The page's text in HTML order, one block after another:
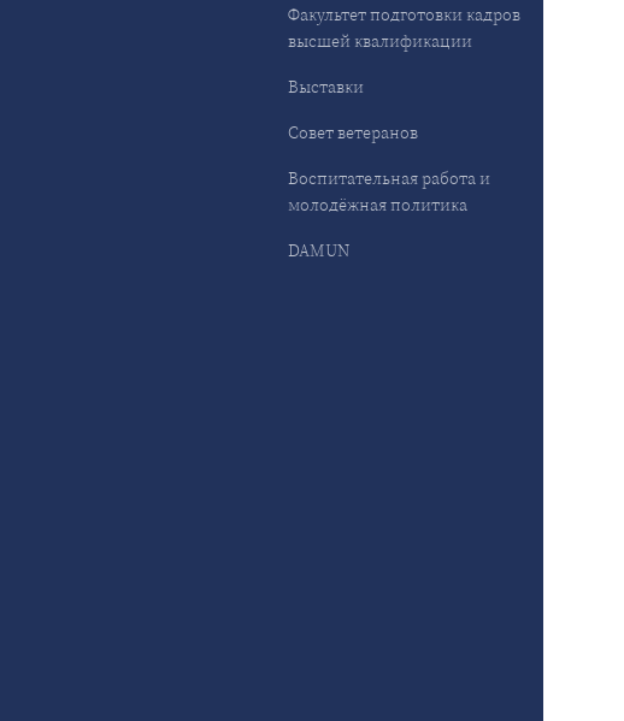
Факультет подготовки кадров
высшей квалификации
Выставки
Совет ветеранов
Воспитательная работа и
молодёжная политика
DAMUN